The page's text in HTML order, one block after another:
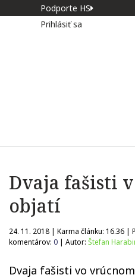
Podporte HS
Prihlásiť sa
Dvaja fašisti
objatí
24. 11. 2018 | Karma článku: 16.36 |
komentárov: 0 | Autor: Štefan
Dvaja fašisti vo